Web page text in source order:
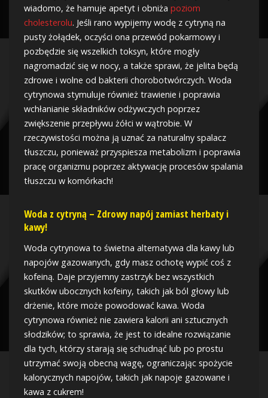
wiadomo, że hamuje apetyt i obniża poziom
cholesterolu. Jeśli rano wypijemy wodę z cytryną na
pusty żołądek, oczyści ona przewód pokarmowy i
pozbędzie się wszelkich toksyn, które mogły
nagromadzić się w nocy, a także sprawi, że jelita będą
zdrowe i wolne od bakterii chorobotwórczych. Woda
cytrynowa stymuluje również trawienie i poprawia
wchłanianie składników odżywczych poprzez
zwiększenie przepływu żółci w wątrobie. W
rzeczywistości można ją uznać za naturalny spalacz
tłuszczu, ponieważ przyspiesza metabolizm i poprawia
pracę organizmu poprzez aktywację procesów spalania
tłuszczu w komórkach!
Woda z cytryną – Zdrowy napój zamiast herbaty i
kawy!
Woda cytrynowa to świetna alternatywa dla kawy lub
napojów gazowanych, gdy masz ochotę wypić coś z
kofeiną. Daje przyjemny zastrzyk bez wszystkich
skutków ubocznych kofeiny, takich jak ból głowy lub
drżenie, które może powodować kawa. Woda
cytrynowa również nie zawiera kalorii ani sztucznych
słodzików; to sprawia, że jest to idealne rozwiązanie
dla tych, którzy starają się schudnąć lub po prostu
utrzymać swoją obecną wagę, ograniczając spożycie
kalorycznych napojów, takich jak napoje gazowane i
kawa z cukrem!